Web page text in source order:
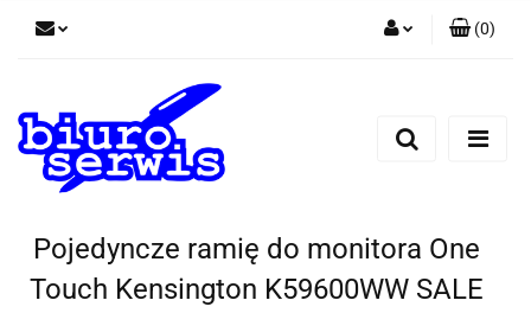
Zarejestruj się
(0)
Pojedyncze ramię do monitora One
Touch Kensington K59600WW SALE